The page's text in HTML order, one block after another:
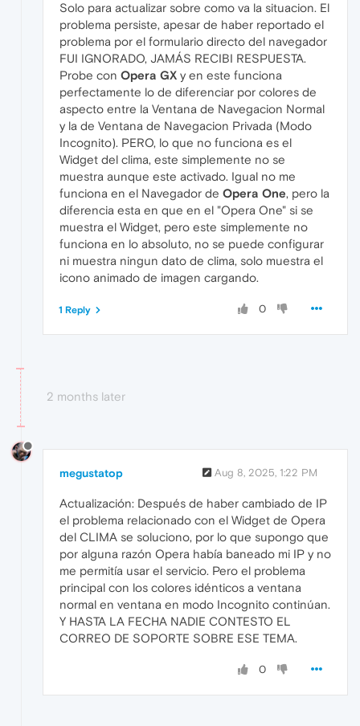
Solo para actualizar sobre como va la situacion. El
problema persiste, apesar de haber reportado el
problema por el formulario directo del navegador
FUI IGNORADO, JAMÁS RECIBI RESPUESTA.
Probe con Opera GX y en este funciona
perfectamente lo de diferenciar por colores de
aspecto entre la Ventana de Navegacion Normal
y la de Ventana de Navegacion Privada (Modo
Incognito). PERO, lo que no funciona es el
Widget del clima, este simplemente no se
muestra aunque este activado. Igual no me
funciona en el Navegador de Opera One, pero la
diferencia esta en que en el "Opera One" si se
muestra el Widget, pero este simplemente no
funciona en lo absoluto, no se puede configurar
ni muestra ningun dato de clima, solo muestra el
icono animado de imagen cargando.
0
1 Reply
2 months later
megustatop Aug 8, 2025, 1:22 PM
Actualización: Después de haber cambiado de IP
el problema relacionado con el Widget de Opera
del CLIMA se soluciono, por lo que supongo que
por alguna razón Opera había baneado mi IP y no
me permitía usar el servicio. Pero el problema
principal con los colores idénticos a ventana
normal en ventana en modo Incognito continúan.
Y HASTA LA FECHA NADIE CONTESTO EL
CORREO DE SOPORTE SOBRE ESE TEMA.
0